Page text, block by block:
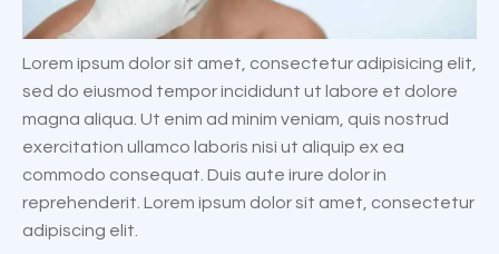
Lorem ipsum dolor sit amet, consectetur adipisicing elit,
sed do eiusmod tempor incididunt ut labore et dolore
magna aliqua. Ut enim ad minim veniam, quis nostrud
exercitation ullamco laboris nisi ut aliquip ex ea
commodo consequat. Duis aute irure dolor in
reprehenderit. Lorem ipsum dolor sit amet, consectetur
adipiscing elit.